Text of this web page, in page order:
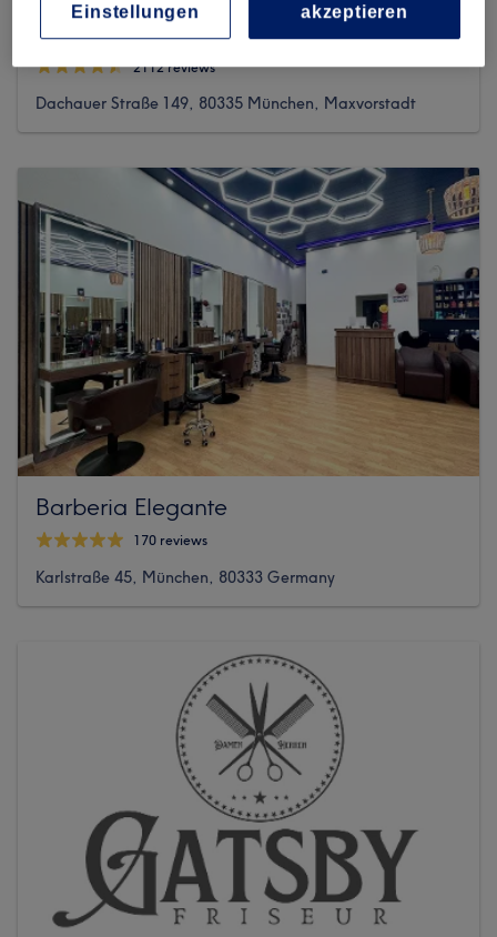
Mr. & Mrs. Friseure
2112 reviews
Dachauer Straße 149, 80335 München, Maxvorstadt
Barberia Elegante
170 reviews
Karlstraße 45, München, 80333 Germany
Einstellungen
akzeptieren